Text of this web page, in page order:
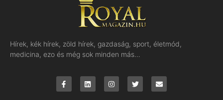
Hírek, kék hírek, zöld hírek, gazdaság, sport, életmód,
medicina, ezo és még sok minden más…